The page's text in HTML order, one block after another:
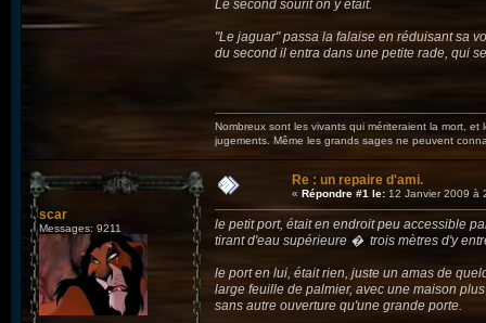
Le second sourit on y était.
"Le jaguar" passa la falaise en réduisant sa
du second il entra dans une petite rade,
Nombreux sont les vivants qui mériteraient la mort,
jugements. Même les grands sages ne peuvent
scar
Messages: 9211
Re : un repaire d'ami.
« Répondre #1 le: 12 Janvier 2009 à
le petit port, était en endroit peu accessible
tirant d'eau supérieure � trois mètres d'y
le port en lui, était rien, juste un amas de
large feuille de palmier, avec une maison
sans autre ouverture qu'une grande porte.